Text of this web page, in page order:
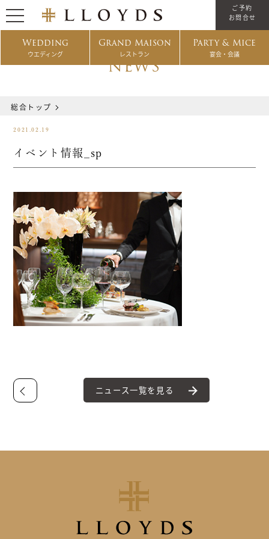
Wedding
ウエディング
Grand Maison
レストラン
Party & Mice
宴会・会議
ご予約
お問合せ
NEWS
総合トップ
2021.02.19
イベント情報_sp
ニュース一覧を見る